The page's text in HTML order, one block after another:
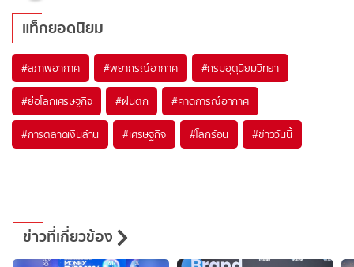
แท็กยอดนิยม
#สภาพอากาศ #พยากรณ์อากาศ #กรมอุตุนิยมวิทยา
#ย่อโลกเศรษฐกิจ #ฝนตก #คาดการณ์อากาศ
#การตลาดเงินล้าน #เศรษฐกิจ #โลกร้อน #ข่าววันนี้
ข่าวที่เกี่ยวข้อง